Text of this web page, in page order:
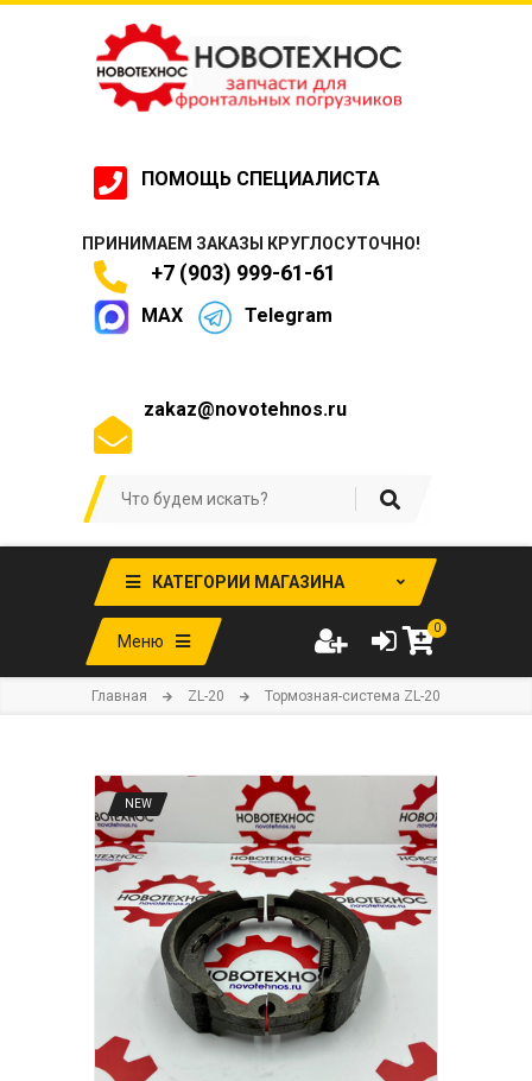
ПОМОЩЬ СПЕЦИАЛИСТА
ПРИНИМАЕМ ЗАКАЗЫ КРУГЛОСУТОЧНО!
+7 (903) 999-61-61
MAX Telegram
zakaz@novotehnos.ru
КАТЕГОРИИ МАГАЗИНА
Меню
0
Главная ZL-20 Тормозная-система ZL-20
NEW